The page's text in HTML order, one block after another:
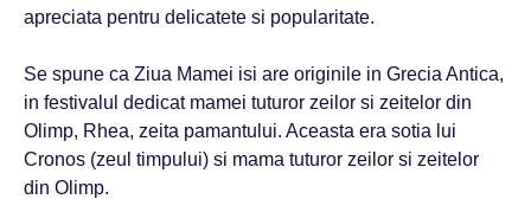
apreciata pentru delicatete si popularitate.
Se spune ca Ziua Mamei isi are originile in Grecia Antica,
in festivalul dedicat mamei tuturor zeilor si zeitelor din
Olimp, Rhea, zeita pamantului. Aceasta era sotia lui
Cronos (zeul timpului) si mama tuturor zeilor si zeitelor
din Olimp.